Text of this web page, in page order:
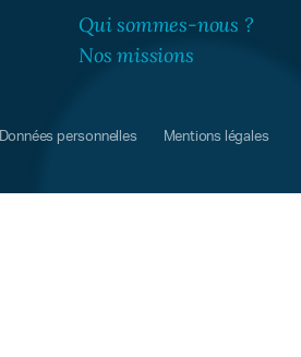
Qui sommes-nous ?
Nos missions
Données personnelles Mentions légales